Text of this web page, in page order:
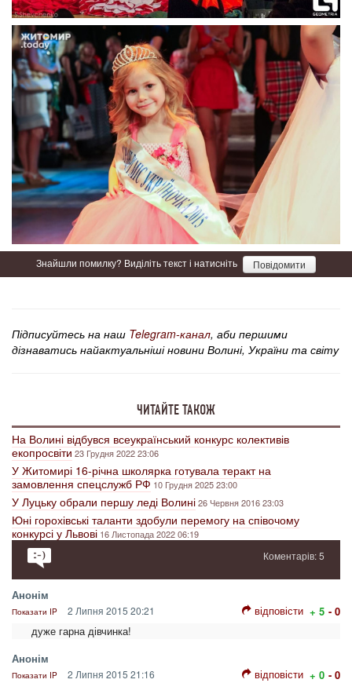
Знайшли помилку? Виділіть текст і натисніть Повідомити
Підписуйтесь на наш Telegram-канал, аби першими
дізнаватись найактуальніші новини Волині, України та світу
ЧИТАЙТЕ ТАКОЖ
На Волині відбувся всеукраїнський конкурс колективів
екопросвіти23 Грудня 2022 23:06
У Житомирі 16-річна школярка готувала теракт на
замовлення спецслужб РФ 10 Грудня 2025 23:00
У Луцьку обрали першу леді Волині26 Червня 2016 23:03
Юні горохівські таланти здобули перемогу на співочому
конкурсі у Львові 16 Листопада 2022 06:19
Коментарів: 5
Анонім
Показати IP 2 Липня 2015 20:21 відповісти + 5 - 0
дуже гарна дівчинка!
Анонім
Показати IP 2 Липня 2015 21:16 відповісти + 0 - 0